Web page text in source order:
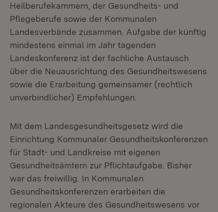
Heilberufekammern, der Gesundheits- und
Pflegeberufe sowie der Kommunalen
Landesverbände zusammen. Aufgabe der künftig
mindestens einmal im Jahr tagenden
Landeskonferenz ist der fachliche Austausch
über die Neuausrichtung des Gesundheitswesens
sowie die Erarbeitung gemeinsamer (rechtlich
unverbindlicher) Empfehlungen.
Mit dem Landesgesundheitsgesetz wird die
Einrichtung Kommunaler Gesundheitskonferenzen
für Stadt- und Landkreise mit eigenen
Gesundheitsämtern zur Pflichtaufgabe. Bisher
war das freiwillig. In Kommunalen
Gesundheitskonferenzen erarbeiten die
regionalen Akteure des Gesundheitswesens vor